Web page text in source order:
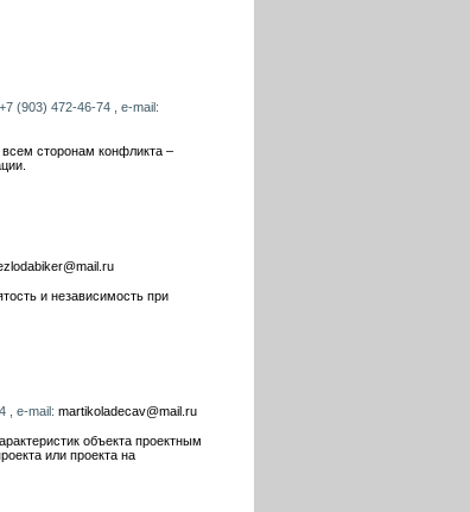
(903) 472-46-74 , e-mail:
сторонам конфликта –
и независимость при
, e-mail: martikoladecav@mail.ru
объекта проектным
или проекта на